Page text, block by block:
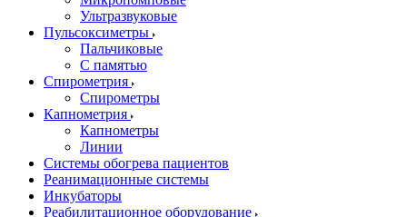
Ультразвуковые
Пульсоксиметры
Пальчиковые
С памятью
Спирометрия
Спирометры
Капнометрия
Капнометры
Линии
Системы обогрева пациентов
Реанимационные системы
Инкубаторы
Реабилитационное оборудование